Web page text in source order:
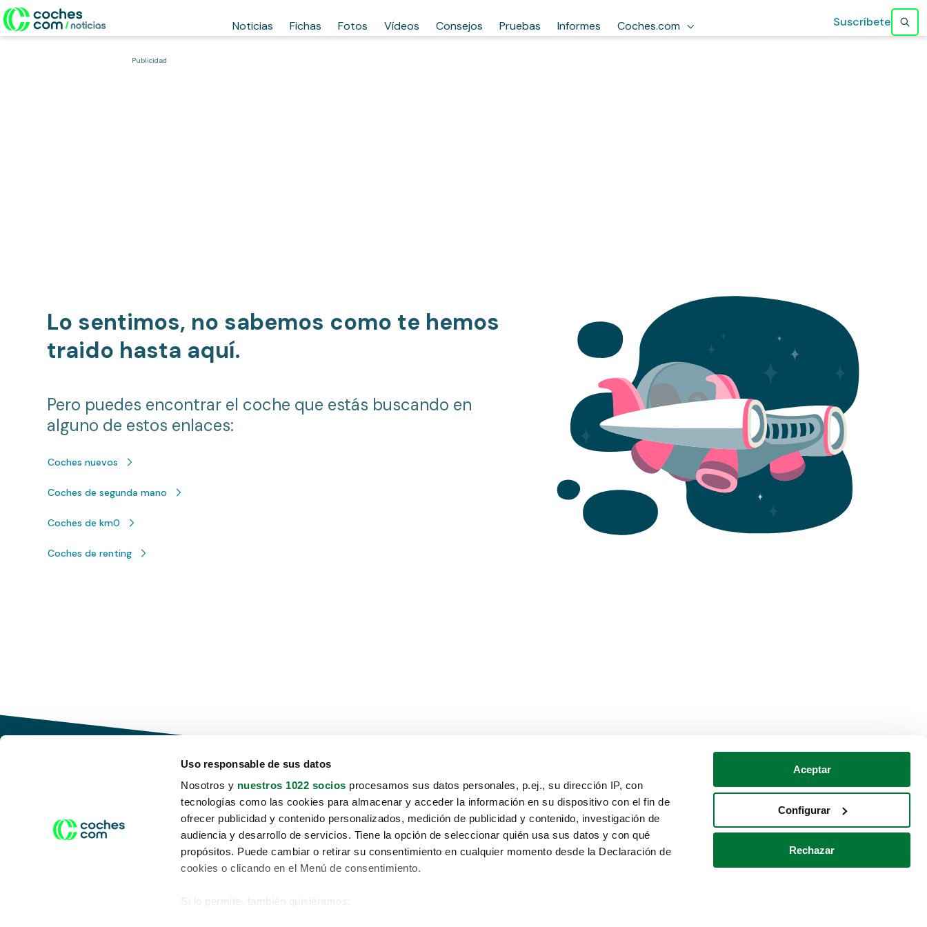
Uso responsable de sus datos
Nosotros y nuestros 1022 socios procesamos sus datos personales, p.ej., su dirección IP, con
tecnologías como las cookies para almacenar y acceder la información en su dispositivo con el fin de
ofrecer publicidad y contenido personalizados, medición de publicidad y contenido, investigación de
audiencia y desarrollo de servicios. Tiene la opción de seleccionar quién usa sus datos y con qué
propósitos. Puede cambiar o retirar su consentimiento en cualquier momento desde la Declaración de
cookies o clicando en el Menú de consentimiento.
Si lo permite, también quisiéramos:
Aceptar
Configurar
Rechazar
Noticias Fichas Fotos Vídeos Consejos Pruebas Informes Coches.com Suscríbete
Publicidad
Lo sentimos, no sabemos como te hemos
traido hasta aquí.
Pero puedes encontrar el coche que estás buscando en
alguno de estos enlaces:
Coches nuevos
Coches de segunda mano
Coches de km0
Coches de renting
Conduce tu futuro,
desata tu movilidad